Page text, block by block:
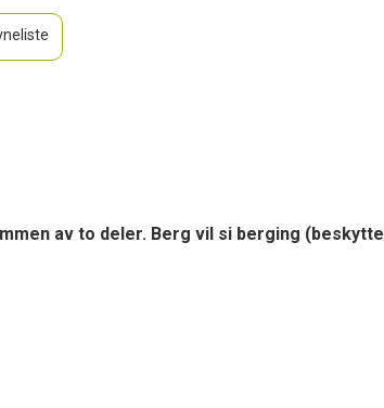
av to deler. Berg vil si berging